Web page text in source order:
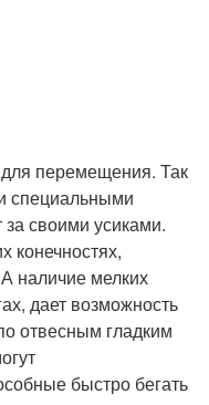
перемещения. Так
специальными
своими усиками.
конечностях,
наличие мелких
дает возможность
отвесным гладким
быстро бегать